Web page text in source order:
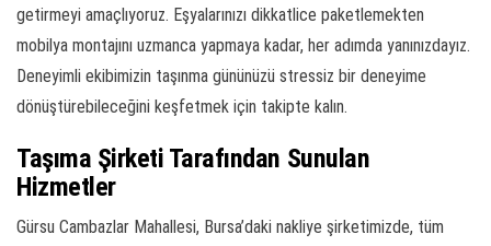
getirmeyi amaçlıyoruz. Eşyalarınızı dikkatlice paketlemekten
mobilya montajını uzmanca yapmaya kadar, her adımda yanınızdayız.
Deneyimli ekibimizin taşınma gününüzü stressiz bir deneyime
dönüştürebileceğini keşfetmek için takipte kalın.
Taşıma Şirketi Tarafından Sunulan
Hizmetler
Gürsu Cambazlar Mahallesi, Bursa’daki nakliye şirketimizde, tüm